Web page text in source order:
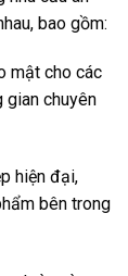
bao gồm:
mật cho các
gian chuyên
hiện đại,
bên trong